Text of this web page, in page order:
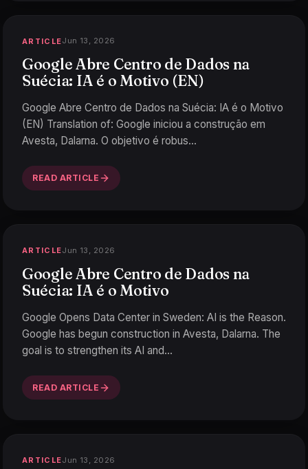
ARTICLEJun 13, 2026
Google Abre Centro de Dados na
Suécia: IA é o Motivo (EN)
Google Abre Centro de Dados na Suécia: IA é o Motivo
(EN) Translation of: Google iniciou a construção em
Avesta, Dalarna. O objetivo é robus…
READ ARTICLE
ARTICLEJun 13, 2026
Google Abre Centro de Dados na
Suécia: IA é o Motivo
Google Opens Data Center in Sweden: AI is the Reason.
Google has begun construction in Avesta, Dalarna. The
goal is to strengthen its AI and…
READ ARTICLE
ARTICLEJun 13, 2026